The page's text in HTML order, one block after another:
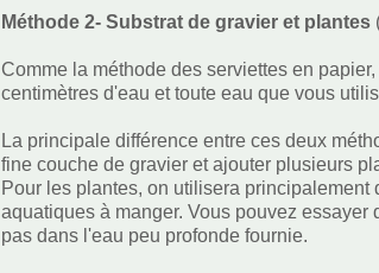
Méthode 2- Substrat de gravier et plantes
Comme la méthode des serviettes en
centimètres d'eau et toute eau que vous
La principale différence entre ces deux
fine couche de gravier et ajouter plusieurs
Pour les plantes, on utilisera
aquatiques à manger. Vous pouvez
pas dans l'eau peu profonde fournie.